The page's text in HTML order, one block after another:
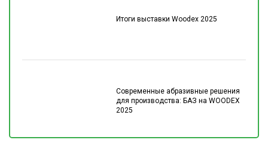
Итоги выставки Woodex 2025
Современные абразивные решения
для производства: БАЗ на WOODEX
2025